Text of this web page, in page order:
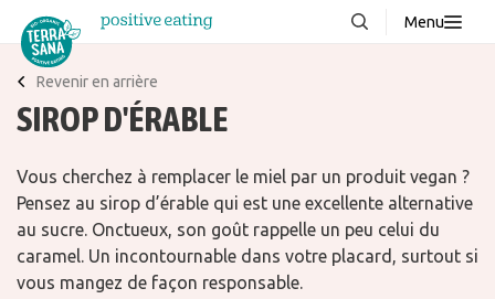
Menu
À propos de nous
Blog
FAQ
Contacter
Recettes
Revenir en arrière
SIROP D'ÉRABLE
Vous cherchez à remplacer le miel par un produit vegan ?
Pensez au sirop d’érable qui est une excellente alternative
au sucre. Onctueux, son goût rappelle un peu celui du
caramel. Un incontournable dans votre placard, surtout si
vous mangez de façon responsable.